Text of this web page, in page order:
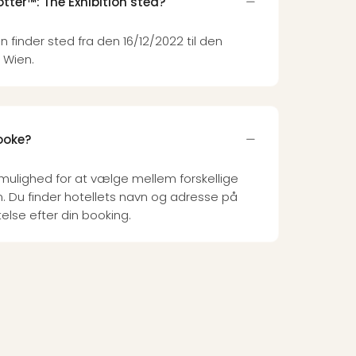
finder sted fra den 16/12/2022 til den
for at vælge mellem forskellige
Du finder hotellets navn og adresse på
efter din booking.